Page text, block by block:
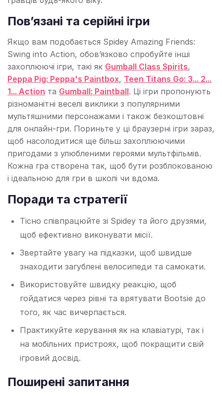
Пов’язані та серійні ігри
Якщо вам подобається Spidey Amazing Friends:
Swing into Action, обов’язково спробуйте інші
захоплюючі ігри, такі як Gumball Class Spirits,
Peppa Pig: Peppa's Paintbox, Teen Titans Go: 3... 2...
1... Action та Gumball: Paintball. Ці ігри пропонують
різноманітні веселі виклики з популярними
мультяшними персонажами і також безкоштовні
для онлайн-гри. Пориньте у ці браузерні ігри зараз,
щоб насолодитися ще більш захоплюючими
пригодами з улюбленими героями мультфільмів.
Кожна гра створена так, щоб бути розблокованою
і ідеальною для гри в школі чи вдома.
Поради та стратегії
Тісно співпрацюйте зі Spidey та його друзями,
щоб ефективно виконувати місії.
Звертайте увагу на підказки, щоб швидше
знаходити загублені велосипеди та самокати.
Використовуйте швидку реакцію, щоб
гойдатися через рівні та врятувати Bootsie до
того, як час вичерпається.
Практикуйте керування як на клавіатурі, так і
на мобільних пристроях, щоб покращити свій
ігровий досвід.
Поширені запитання